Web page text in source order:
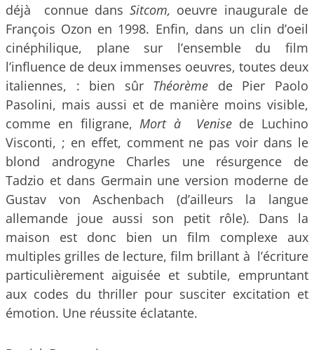
déjà connue dansSitcom, oeuvre inaugurale de
François Ozon en 1998. Enfin, dans un clin d’oeil
cinéphilique, plane sur l’ensemble du film
l’influence de deux immenses oeuvres, toutes deux
italiennes, : bien sûr Théorème de Pier Paolo
Pasolini, mais aussi et de manière moins visible,
comme en filigrane,Mort à Venisede Luchino
Visconti, ; en effet, comment ne pas voir dans le
blond androgyne Charles une résurgence de
Tadzio et dans Germain une version moderne de
Gustav von Aschenbach (d’ailleurs la langue
allemande joue aussi son petit rôle). Dans la
maison est donc bien un film complexe aux
multiples grilles de lecture, film brillant à l’écriture
particulièrement aiguisée et subtile, empruntant
aux codes du thriller pour susciter excitation et
émotion. Une réussite éclatante.